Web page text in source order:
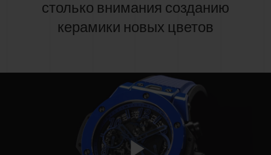
столько внимания созданию
керамики новых цветов